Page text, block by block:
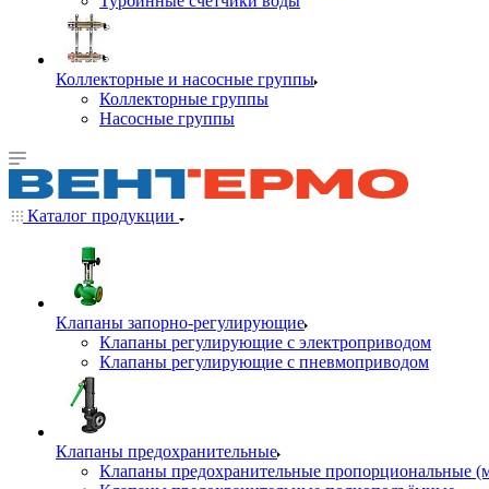
Коллекторные и насосные группы
Коллекторные группы
Насосные группы
Каталог продукции
Клапаны запорно-регулирующие
Клапаны регулирующие с электроприводом
Клапаны регулирующие с пневмоприводом
Клапаны предохранительные
Клапаны предохранительные пропорциональные